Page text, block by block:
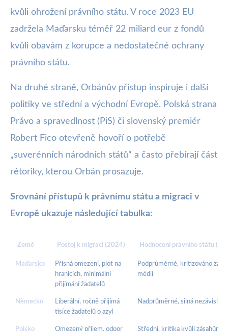
kvůli ohrožení právního státu. V roce 2023 EU
zadržela Maďarsku téměř 22 miliard eur z fondů
kvůli obavám z korupce a nedostatečné ochrany
právního státu.
Na druhé straně, Orbánův přístup inspiruje i další
politiky ve střední a východní Evropě. Polská strana
Právo a spravedlnost (PiS) či slovenský premiér
Robert Fico otevřeně hovoří o potřebě
„suverénních národních států“ a často přebírají část
rétoriky, kterou Orbán prosazuje.
Srovnání přístupů k právnímu státu a migraci v
Evropě ukazuje následující tabulka:
Země Postoj k migraci (2024) Hodnocení právního státu
Maďarsko
Přísná omezení, plot na
hranicích, minimální
přijímání žadatelů
Podprůměrné, kritizováno za
médií
Německo
Liberální, ročně přijímá
tisíce žadatelů o azyl
Nadprůměrné, silná
Polsko
Omezený příjem, odpor
Střední, kritika kvůli zásahům